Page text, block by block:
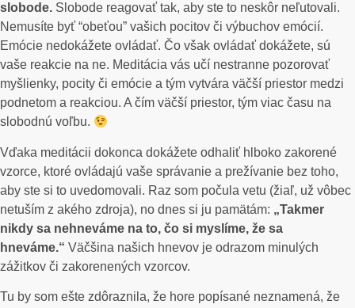
slobode. Slobode reagovať tak, aby ste to neskôr neľutovali.
Nemusíte byť “obeťou” vašich pocitov či výbuchov emócií.
Emócie nedokážete ovládať. Čo však ovládať dokážete, sú
vaše reakcie na ne. Meditácia vás učí nestranne pozorovať
myšlienky, pocity či emócie a tým vytvára väčší priestor medzi
podnetom a reakciou. A čím väčší priestor, tým viac času na
slobodnú voľbu.
Vďaka meditácii dokonca dokážete odhaliť hlboko zakorené
vzorce, ktoré ovládajú vaše správanie a prežívanie bez toho,
aby ste si to uvedomovali. Raz som počula vetu (žiaľ, už vôbec
netuším z akého zdroja), no dnes si ju pamätám: „Takmer
nikdy sa nehneváme na to, čo si myslíme, že sa
hneváme.“ Väčšina našich hnevov je odrazom minulých
zážitkov či zakorenených vzorcov.
Tu by som ešte zdôraznila, že hore popísané neznamená, že